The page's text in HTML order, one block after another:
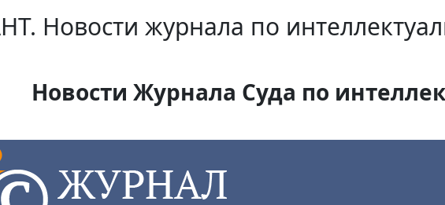
Новости журнала по
Новости Журнала Суда по